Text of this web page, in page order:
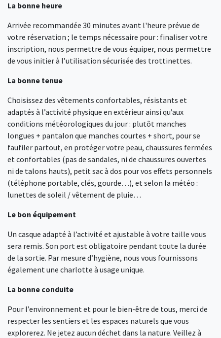
La bonne heure
Arrivée recommandée 30 minutes avant l'heure prévue de
votre réservation ; le temps nécessaire pour : finaliser votre
inscription, nous permettre de vous équiper, nous permettre
de vous initier à l’utilisation sécurisée des trottinettes.
La bonne tenue
Choisissez des vêtements confortables, résistants et
adaptés à l’activité physique en extérieur ainsi qu’aux
conditions météorologiques du jour : plutôt manches
longues + pantalon que manches courtes + short, pour se
faufiler partout, en protéger votre peau, chaussures fermées
et confortables (pas de sandales, ni de chaussures ouvertes
ni de talons hauts), petit sac à dos pour vos effets personnels
(téléphone portable, clés, gourde…), et selon la météo :
lunettes de soleil / vêtement de pluie…
Le bon équipement
Un casque adapté à l’activité et ajustable à votre taille vous
sera remis. Son port est obligatoire pendant toute la durée
de la sortie. Par mesure d’hygiène, nous vous fournissons
également une charlotte à usage unique.
La bonne conduite
Pour l’environnement et pour le bien-être de tous, merci de
respecter les sentiers et les espaces naturels que vous
explorerez. Ne jetez aucun déchet dans la nature. Veillez à